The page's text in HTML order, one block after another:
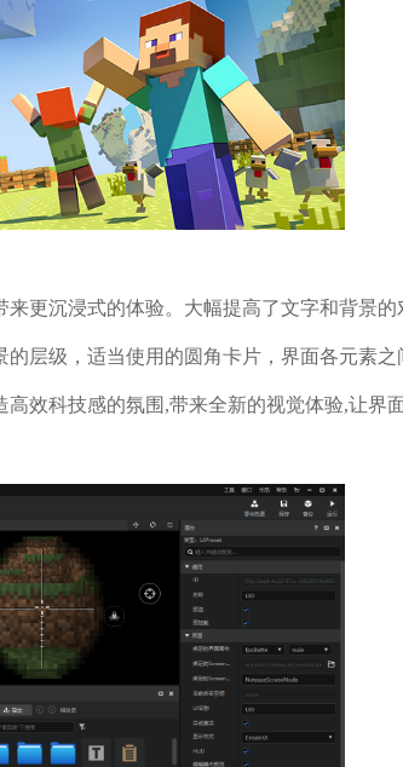
更沉浸式的体验。大幅提高了文字和背景的
层级，适当使用的圆角卡片，界面各元素之
效科技感的氛围,带来全新的视觉体验,让界